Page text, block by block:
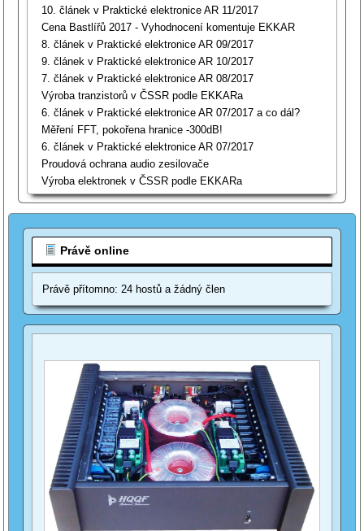
10. článek v Praktické elektronice AR 11/2017
Cena Bastlířů 2017 - Vyhodnocení komentuje EKKAR
8. článek v Praktické elektronice AR 09/2017
9. článek v Praktické elektronice AR 10/2017
7. článek v Praktické elektronice AR 08/2017
Výroba tranzistorů v ČSSR podle EKKARa
6. článek v Praktické elektronice AR 07/2017 a co dál?
Měření FFT, pokořena hranice -300dB!
6. článek v Praktické elektronice AR 07/2017
Proudová ochrana audio zesilovače
Výroba elektronek v ČSSR podle EKKARa
Právě online
Právě přítomno: 24 hostů a žádný člen